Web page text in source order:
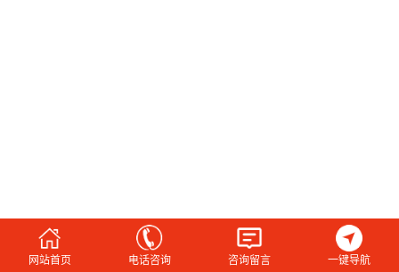
网站首页 电话咨询 咨询留言 一键导航